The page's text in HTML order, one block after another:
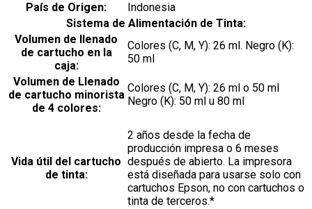
País de Origen:
Indonesia
Sistema de Alimentación de Tinta:
Volumen de llenado
de cartucho en la
caja:
Colores (C, M, Y): 26 ml. Negro (K):
50 ml
Volumen de Llenado
de cartucho minorista
de 4 colores:
Colores (C, M, Y): 26 ml o 50 ml
Negro (K): 50 ml u 80 ml
Vida útil del cartucho
de tinta:
2 años desde la fecha de
producción impresa o 6 meses
después de abierto. La impresora
está diseñada para usarse solo con
cartuchos Epson, no con cartuchos o
tinta de terceros.*